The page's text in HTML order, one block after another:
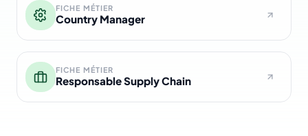
FICHE MÉTIER
Country Manager
FICHE MÉTIER
Responsable Supply Chain